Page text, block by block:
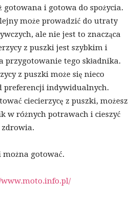
gotowana i gotowa do spożycia.
może prowadzić do utraty
ale nie jest to znacząca
z puszki jest szybkim i
przygotowanie tego składnika.
z puszki może się nieco
preferencji indywidualnych.
ciecierzycę z puszki, możesz
w różnych potrawach i cieszyć
zdrowia.
można gotować.